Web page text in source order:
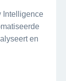
Intelligence
en